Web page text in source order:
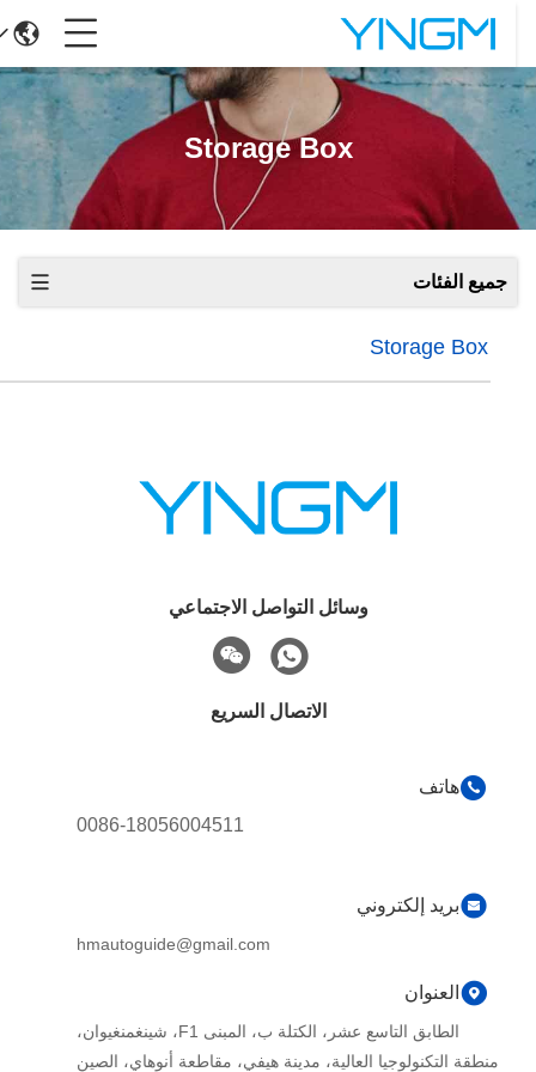
Storage Box
جميع الفئات
Storage Box
وسائل التواصل الاجتماعي
الاتصال السريع
هاتف
0086-18056004511
بريد إلكتروني
hmautoguide@gmail.com
العنوان
الطابق التاسع عشر، الكتلة ب، المبنى F1، شينغمنغيوان،
منطقة التكنولوجيا العالية، مدينة هيفي، مقاطعة أنوهاي، الصين